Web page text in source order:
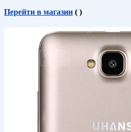
Перейти в магазин ( )